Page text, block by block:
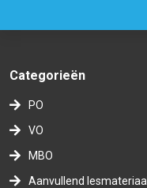
Categorieën
PO
VO
MBO
Aanvullend lesmateriaal